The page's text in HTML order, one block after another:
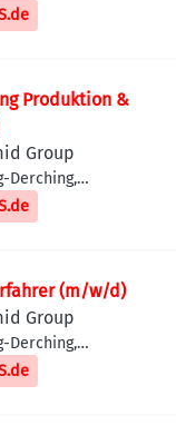
Produktion &
Group
Derching,
(m/w/d)
Group
Derching,